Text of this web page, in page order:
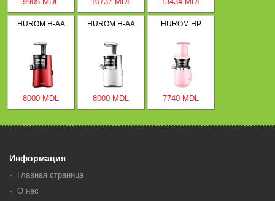
HUROM H-AA
8000 MDL
HUROM H-AA
8000 MDL
HUROM HP
7740 MDL
Информация
Главная страница
О нас